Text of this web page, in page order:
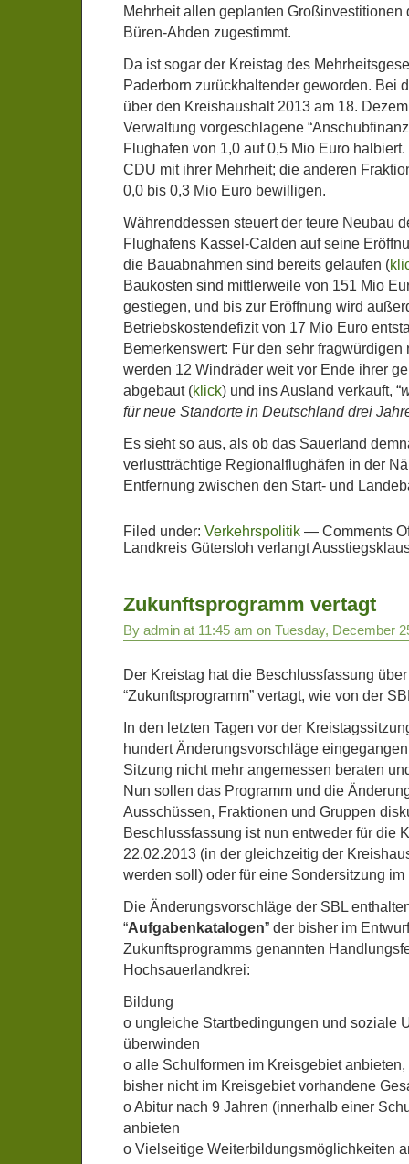
Mehrheit allen geplanten Großinvestitionen
Büren-Ahden zugestimmt.
Da ist sogar der Kreistag des
Paderborn zurückhaltender geworden. Bei
über den Kreishaushalt 2013 am 18.
Verwaltung vorgeschlagene
Flughafen von 1,0 auf 0,5 Mio Euro
CDU mit ihrer Mehrheit; die anderen
0,0 bis 0,3 Mio Euro bewilligen.
Währenddessen steuert der teure Neubau
Flughafens Kassel-Calden auf seine
die Bauabnahmen sind bereits gelaufen (
Baukosten sind mittlerweile von 151 Mio
gestiegen, und bis zur Eröffnung wird
Betriebskostendefizit von 17 Mio Euro
Bemerkenswert: Für den sehr fragwürdigen
werden 12 Windräder weit vor Ende ihrer
abgebaut (klick) und ins Ausland verkauft, “
für neue Standorte in Deutschland drei
Es sieht so aus, als ob das Sauerland
verlustträchtige Regionalflughäfen in der
Entfernung zwischen den Start- und
Filed under: Verkehrspolitik — Comments
Landkreis Gütersloh verlangt
Zukunftsprogramm vertagt
By admin at 11:45 am on Tuesday, December
Der Kreistag hat die Beschlussfassung
“Zukunftsprogramm” vertagt, wie von der
In den letzten Tagen vor der
hundert Änderungsvorschläge
Sitzung nicht mehr angemessen beraten
Nun sollen das Programm und die
Ausschüssen, Fraktionen und Gruppen
Beschlussfassung ist nun entweder für die
22.02.2013 (in der gleichzeitig der
werden soll) oder für eine Sondersitzung
Die Änderungsvorschläge der SBL
“Aufgabenkatalogen” der bisher im
Zukunftsprogramms genannten
Hochsauerlandkrei:
Bildung
o ungleiche Startbedingungen und soziale
überwinden
o alle Schulformen im Kreisgebiet
bisher nicht im Kreisgebiet vorhandene
o Abitur nach 9 Jahren (innerhalb einer
anbieten
o Vielseitige Weiterbildungsmöglichkeiten